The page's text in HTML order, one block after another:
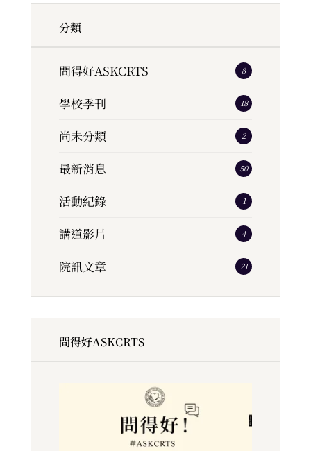
分類
問得好ASKCRTS 8
學校季刊 18
尚未分類 2
最新消息 50
活動紀錄 1
講道影片 4
院訊文章 21
問得好ASKCRTS